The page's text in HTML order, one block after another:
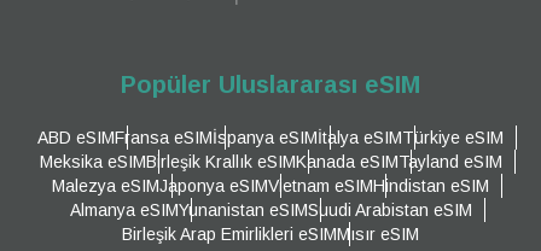
Popüler Uluslararası eSIM
ABD eSIMFransa eSIMİspanya eSIMİtalya eSIMTürkiye eSIM
Meksika eSIMBirleşik Krallık eSIMKanada eSIMTayland eSIM
Malezya eSIMJaponya eSIMVietnam eSIMHindistan eSIM
Almanya eSIMYunanistan eSIMSuudi Arabistan eSIM
Birleşik Arap Emirlikleri eSIMMısır eSIM